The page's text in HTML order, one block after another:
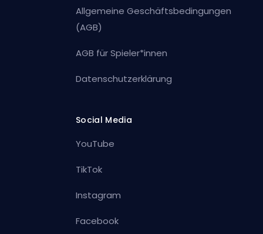
Allgemeine Geschäftsbedingungen
(AGB)
AGB für Spieler*innen
Datenschutzerklärung
Social Media
YouTube
TikTok
Instagram
Facebook